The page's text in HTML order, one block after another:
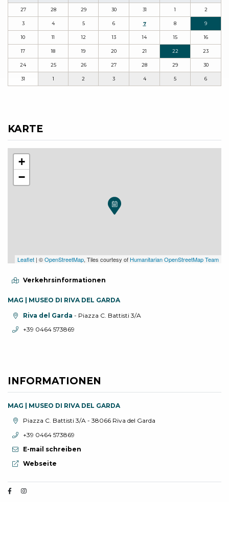
27 28 29 30 31 1 2
3 4 5 6 7 8 9
10 11 12 13 14 15 16
17 18 19 20 21 22 23
24 25 26 27 28 29 30
31 1 2 3 4 5 6
KARTE
+
−
Leaflet | ©OpenStreetMap, Tiles courtesy of Humanitarian OpenStreetMap Team
Verkehrsinformationen
MAG | MUSEO DI RIVA DEL GARDA
aria.location:
Riva del Garda - Piazza C. Battisti 3/A
aria.phone:
+39 0464 573869
INFORMATIONEN
MAG | MUSEO DI RIVA DEL GARDA
aria.location:
Piazza C. Battisti 3/A - 38066 Riva del Garda
aria.phone:
+39 0464 573869
E-mail schreiben
aria.website:
Webseite